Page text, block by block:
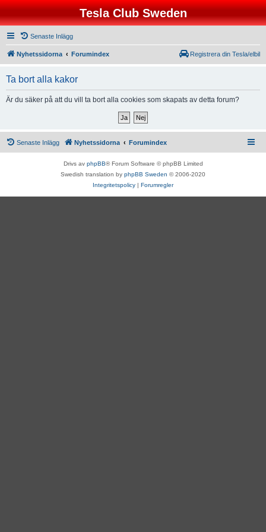
Tesla Club Sweden
Senaste Inlägg
Nyhetssidorna Forumindex Registrera din Tesla/elbil
Ta bort alla kakor
Är du säker på att du vill ta bort alla cookies som skapats av detta forum?
Senaste Inlägg Nyhetssidorna Forumindex
Drivs av phpBB® Forum Software © phpBB Limited
Swedish translation by phpBB Sweden © 2006-2020
Integritetspolicy | Forumregler